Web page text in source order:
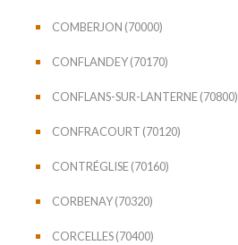
COMBERJON (70000)
CONFLANDEY (70170)
CONFLANS-SUR-LANTERNE (70800)
CONFRACOURT (70120)
CONTRÉGLISE (70160)
CORBENAY (70320)
CORCELLES (70400)